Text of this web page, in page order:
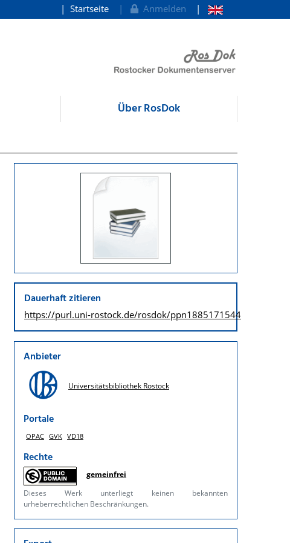
Startseite Anmelden
Über RosDok
Dauerhaft zitieren
https://purl.uni-rostock.de/rosdok/ppn1885171544
Anbieter
Universitätsbibliothek Rostock
Portale
OPAC GVK VD18
Rechte
gemeinfrei
Dieses Werk unterliegt keinen bekannten
urheberrechtlichen Beschränkungen.